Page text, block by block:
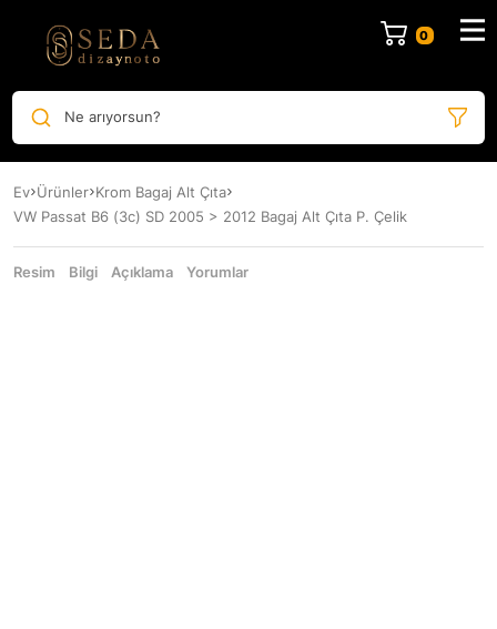
Ne arıyorsun?
Ev Ürünler Krom Bagaj Alt Çıta
VW Passat B6 (3c) SD 2005 > 2012 Bagaj Alt Çıta P. Çelik
Resim Bilgi Açıklama Yorumlar